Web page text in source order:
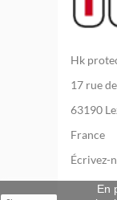
Hk
17 rue
63190
France
Écrivez-
En